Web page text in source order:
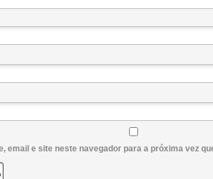
email e site neste navegador para a próxima vez